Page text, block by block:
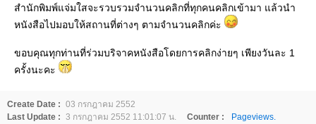
สำนักพิมพ์แจ่มใสจะรวบรวมจำนวนคลิกที่ทุกคนคลิกเข้ามา แล้วนำ
หนังสือไปมอบให้สถานที่ต่างๆ ตามจำนวนคลิกค่ะ
ขอบคุณทุกท่านที่ร่วมบริจาคหนังสือโดยการคลิกง่ายๆ เพียงวันละ 1
ครั้งนะคะ
Create Date : 03 กรกฎาคม 2552
Last Update : 3 กรกฎาคม 2552 11:01:07 น. Counter :
Pageviews.